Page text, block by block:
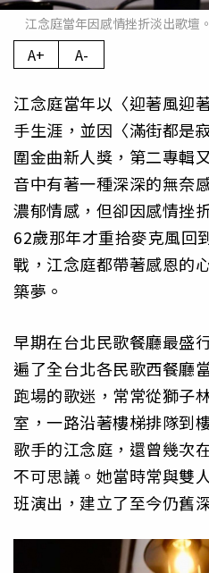
江念庭當年因感情挫折淡出歌壇
A+ A-
江念庭當年以〈迎著風迎
手生涯，並因〈滿街都是
圍金曲新人獎，第二專輯
音中有著一種深深的無奈
濃郁情感，但卻因感情挫
62歲那年才重拾麥克風回
戰，江念庭都帶著感恩的
築夢。
早期在台北民歌餐廳最盛
遍了全台北各民歌西餐廳
跑場的歌迷，常常從獅子
室，一路沿著樓梯排隊到
歌手的江念庭，還曾幾次
不可思議。她當時常與雙
班演出，建立了至今仍舊